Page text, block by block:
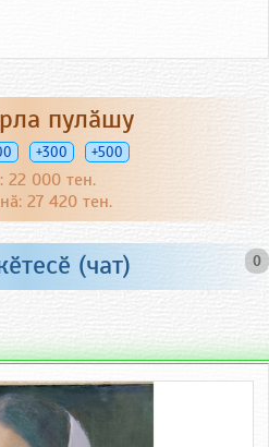
пулӑшу
+300 +500
22 000 тен.
27 420 тен.
0
(чат)